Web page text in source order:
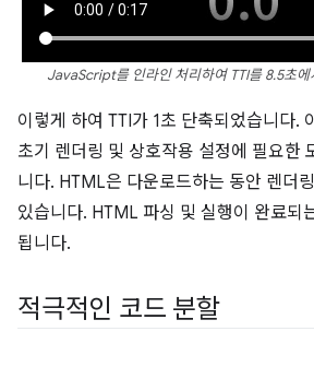
JavaScript를 인라인 처리하여 TTI를 8.5초에
이렇게 하여 TTI가 1초 단축되었습니다.
초기 렌더링 및 상호작용 설정에 필요한
니다. HTML은 다운로드하는 동안 렌더
있습니다. HTML 파싱 및 실행이 완료되
됩니다.
적극적인 코드 분할